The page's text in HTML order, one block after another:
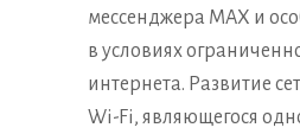
мессенджера MAX и
в условиях
интернета. Развитие
Wi-Fi, являющегося